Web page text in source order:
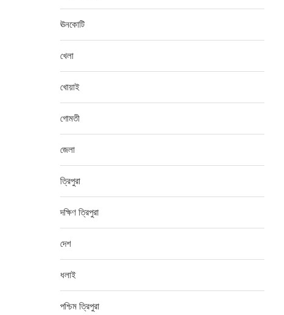
ঊনকোটি
খেলা
খোয়াই
গোমতী
জেলা
ত্রিপুরা
দক্ষিণ ত্রিপুরা
দেশ
ধলাই
পশ্চিম ত্রিপুরা